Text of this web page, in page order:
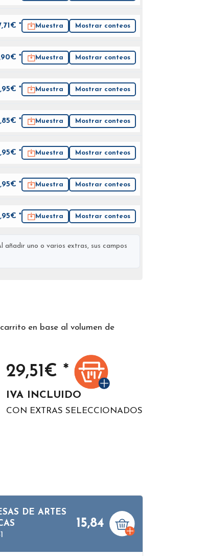
* Muestra Mostrar conteos
* Muestra Mostrar conteos
* Muestra Mostrar conteos
* Muestra Mostrar conteos
* Muestra Mostrar conteos
* Muestra Mostrar conteos
* Muestra Mostrar conteos
añadir uno o varios extras, sus campos
en base al volumen de
29,51€ *
IVA INCLUIDO
CON EXTRAS SELECCIONADOS
DE ARTES
15,84